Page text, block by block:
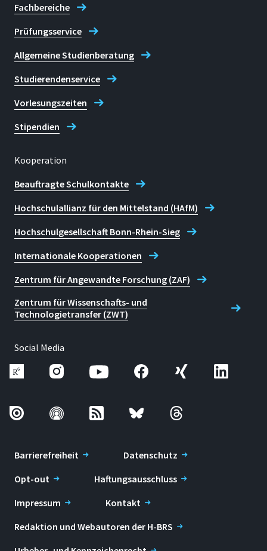
Fachbereiche
Prüfungsservice
Allgemeine Studienberatung
Studierendenservice
Vorlesungszeiten
Stipendien
Kooperation
Beauftragte Schulkontakte
Hochschulallianz für den Mittelstand (HAfM)
Hochschulgesellschaft Bonn-Rhein-Sieg
Internationale Kooperationen
Zentrum für Angewandte Forschung (ZAF)
Zentrum für Wissenschafts- und
Technologietransfer (ZWT)
Social Media
Barrierefreiheit
Datenschutz
Opt-out
Haftungsausschluss
Impressum
Kontakt
Redaktion und Webautoren der H-BRS